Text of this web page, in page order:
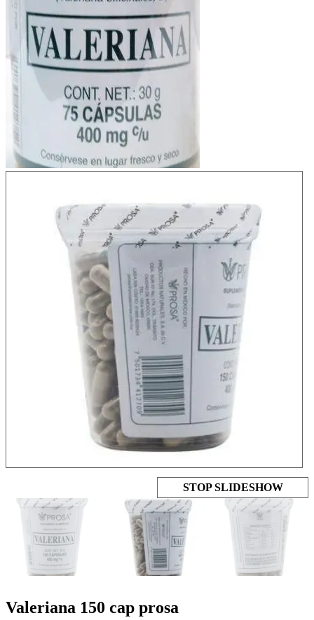
STOP SLIDESHOW
Valeriana 150 cap prosa